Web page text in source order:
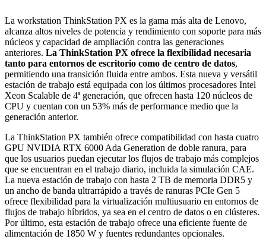
La workstation ThinkStation PX es la gama más alta de Lenovo,
alcanza altos niveles de potencia y rendimiento con soporte para más
núcleos y capacidad de ampliación contra las generaciones
anteriores. La ThinkStation PX ofrece la flexibilidad necesaria
tanto para entornos de escritorio como de centro de datos,
permitiendo una transición fluida entre ambos. Esta nueva y versátil
estación de trabajo está equipada con los últimos procesadores Intel
Xeon Scalable de 4ª generación, que ofrecen hasta 120 núcleos de
CPU y cuentan con un 53% más de performance medio que la
generación anterior.
La ThinkStation PX también ofrece compatibilidad con hasta cuatro
GPU NVIDIA RTX 6000 Ada Generation de doble ranura, para
que los usuarios puedan ejecutar los flujos de trabajo más complejos
que se encuentran en el trabajo diario, incluida la simulación CAE.
La nueva estación de trabajo con hasta 2 TB de memoria DDR5 y
un ancho de banda ultrarrápido a través de ranuras PCIe Gen 5
ofrece flexibilidad para la virtualización multiusuario en entornos de
flujos de trabajo híbridos, ya sea en el centro de datos o en clústeres.
Por último, esta estación de trabajo ofrece una eficiente fuente de
alimentación de 1850 W y fuentes redundantes opcionales.